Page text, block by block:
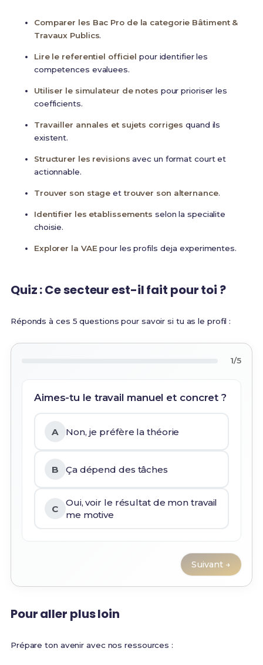
Comparer les Bac Pro de la categorie Bâtiment &
Travaux Publics.
Lire le referentiel officiel pour identifier les
competences evaluees.
Utiliser le simulateur de notes pour prioriser les
coefficients.
Travailler annales et sujets corriges quand ils
existent.
Structurer les revisions avec un format court et
actionnable.
Trouver son stage ettrouver son alternance.
Identifier les etablissements selon la specialite
choisie.
Explorer la VAE pour les profils deja experimentes.
Quiz : Ce secteur est-il fait pour toi ?
Réponds à ces 5 questions pour savoir si tu as le profil :
1/5
Aimes-tu le travail manuel et concret ?
A Non, je préfère la théorie
B Ça dépend des tâches
C
Oui, voir le résultat de mon travail
me motive
Suivant →
Pour aller plus loin
Prépare ton avenir avec nos ressources :